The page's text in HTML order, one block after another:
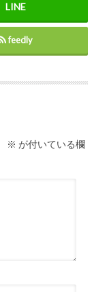
feedly
※ が付いている欄